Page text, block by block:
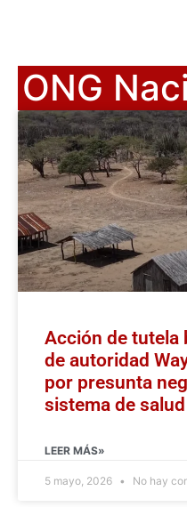
ONG
Acción de tutela
de autoridad
por presunta
sistema de salud
LEER MÁS»
5 mayo, 2026 No hay